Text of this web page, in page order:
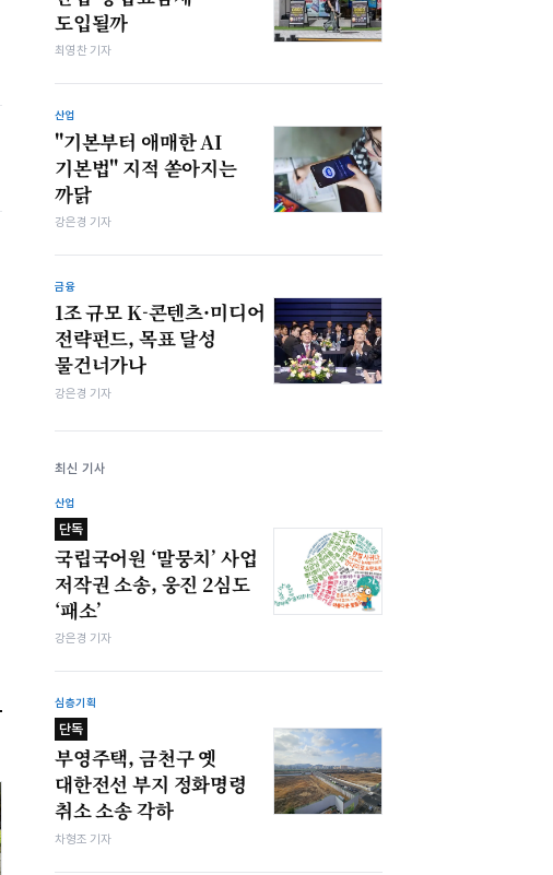
도입될까
최영찬 기자
산업
"기본부터 애매한 AI
기본법" 지적 쏟아지는
까닭
강은경 기자
금융
1조 규모 K-콘텐츠·미디어
전략펀드, 목표 달성
물건너가나
강은경 기자
최신 기사
산업
단독
국립국어원 ‘말뭉치’ 사업
저작권 소송, 웅진 2심도
‘패소’
강은경 기자
심층기획
단독
부영주택, 금천구 옛
대한전선 부지 정화명령
취소 소송 각하
차형조 기자